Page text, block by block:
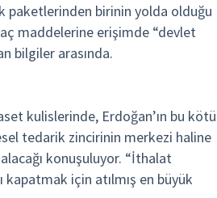
paketlerinden birinin yolda olduğu
maddelerine erişimde “devlet
bilgiler arasında.
kulislerinde, Erdoğan’ın bu kötü
tedarik zincirinin merkezi haline
konuşuluyor. “İthalat
kapatmak için atılmış en büyük